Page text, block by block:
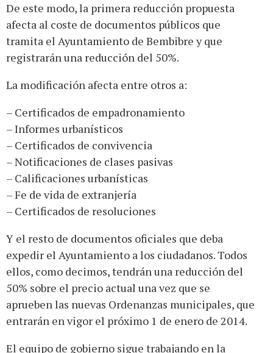
De este modo, la primera reducción propuesta
afecta al coste de documentos públicos que
tramita el Ayuntamiento de Bembibre y que
registrarán una reducción del 50%.
La modificación afecta entre otros a:
– Certificados de empadronamiento
– Informes urbanísticos
– Certificados de convivencia
– Notificaciones de clases pasivas
– Calificaciones urbanísticas
– Fe de vida de extranjería
– Certificados de resoluciones
Y el resto de documentos oficiales que deba
expedir el Ayuntamiento a los ciudadanos. Todos
ellos, como decimos, tendrán una reducción del
50% sobre el precio actual una vez que se
aprueben las nuevas Ordenanzas municipales, que
entrarán en vigor el próximo 1 de enero de 2014.
El equipo de gobierno sigue trabajando en la